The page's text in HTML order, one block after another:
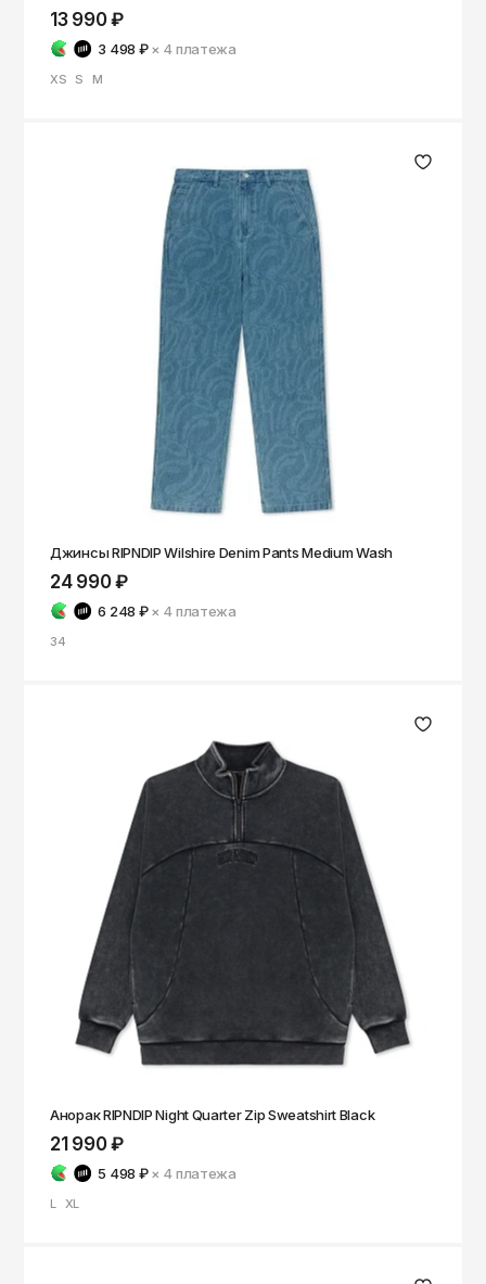
13 990 ₽
3 498 ₽ × 4платежа
XS S M
Джинсы RIPNDIP Wilshire Denim Pants Medium Wash
24 990 ₽
6 248 ₽ × 4платежа
34
Анорак RIPNDIP Night Quarter Zip Sweatshirt Black
21 990 ₽
5 498 ₽ × 4платежа
L XL